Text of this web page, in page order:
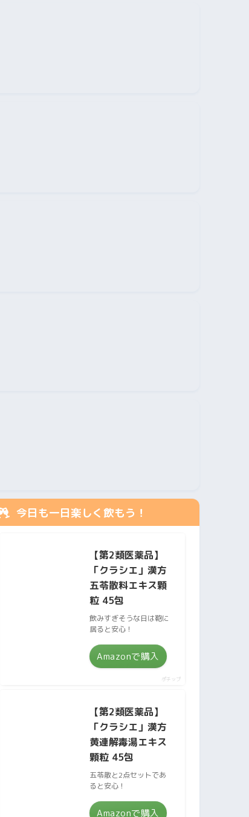
今日も一日楽しく飲もう！
【第2類医薬品】
「クラシエ」漢方
五苓散料エキス顆
粒 45包
飲みすぎそうな日は鞄に
居ると安心！
Amazonで購入
ポチップ
【第2類医薬品】
「クラシエ」漢方
黄連解毒湯エキス
顆粒 45包
五苓散と2点セットであ
ると安心！
Amazonで購入